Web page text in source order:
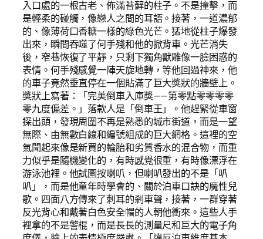
入口處的一根古老、佈滿苔蘚的柱子。不是撞擊，而
是輕柔的碰觸，像戀人之間的耳語。接著，一道濃郁
的、像薄荷口香糖一樣的綠色光芒。猛地從柱子爆發
出來，瞬間吞噬了何手殘和他的掀背車。光芒消失
後，窄巷恢復了平靜，只剩下獨角獸雕像一臉困惑的
表情。何手殘感覺一陣天旋地轉，等他回過神來，他
的車子竟然垂直停在一個貼滿了巨大獎狀的牆壁上。
獎狀上寫著：「完美倒車入庫獎——第零點零零零零
零九度偏差。」落款人是「倒車王」。他趕緊從車窗
探出頭，發現周圍不再是熟悉的城市街道，而是一望
無際、由無數白線和編號組成的巨大網格。這裡的空
氣聞起來像是新買的輪胎和劣質香水的混合物，而重
力似乎是隨機變化的，有時感覺很重，有時像漂浮在
游泳池裡。他試圖按喇叭，但喇叭發出的不是「叭
叭」，而是他童年時學會的、關於泊車口訣的魔性兒
歌。四面八方傳來了刺耳的剎車聲，接著，一群穿著
反光背心和戴著白色安全帽的人朝他衝來。這些人手
裡拿的不是警棍，而是長長的測量尺和巨大的電子角